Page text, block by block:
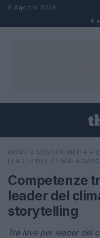
Salta al contenuto
8 Agosto 2026
8
Cerca
HOME » SOSTENIBILITÀ »
LEADER DEL CLIMA:
Competenze
leader del
storytelling
Tre leve per leader del